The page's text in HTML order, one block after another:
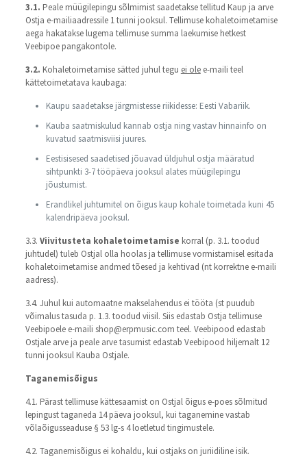
3.1. Peale müügilepingu sõlmimist saadetakse tellitud Kaup ja arve
Ostja e-mailiaadressile 1 tunni jooksul. Tellimuse kohaletoimetamise
aega hakatakse lugema tellimuse summa laekumise hetkest
Veebipoe pangakontole.
3.2. Kohaletoimetamise sätted juhul tegu ei olee-maili teel
kättetoimetatava kaubaga:
Kaupu saadetakse järgmistesse riikidesse: Eesti Vabariik.
Kauba saatmiskulud kannab ostja ning vastav hinnainfo on
kuvatud saatmisviisi juures.
Eestisisesed saadetised jõuavad üldjuhul ostja määratud
sihtpunkti 3-7 tööpäeva jooksul alates müügilepingu
jõustumist.
Erandlikel juhtumitel on õigus kaup kohale toimetada kuni 45
kalendripäeva jooksul.
3.3. Viivitusteta kohaletoimetamise korral (p. 3.1. toodud
juhtudel) tuleb Ostjal olla hoolas ja tellimuse vormistamisel esitada
kohaletoimetamise andmed tõesed ja kehtivad (nt korrektne e-maili
aadress).
3.4. Juhul kui automaatne makselahendus ei tööta (st puudub
võimalus tasuda p. 1.3. toodud viisil. Siis edastab Ostja tellimuse
Veebipoele e-maili shop@erpmusic.com teel. Veebipood edastab
Ostjale arve ja peale arve tasumist edastab Veebipood hiljemalt 12
tunni jooksul Kauba Ostjale.
Taganemisõigus
4.1. Pärast tellimuse kättesaamist on Ostjal õigus e-poes sõlmitud
lepingust taganeda 14 päeva jooksul, kui taganemine vastab
võlaõigusseaduse § 53 lg-s 4 loetletud tingimustele.
4.2. Taganemisõigus ei kohaldu, kui ostjaks on juriidiline isik.